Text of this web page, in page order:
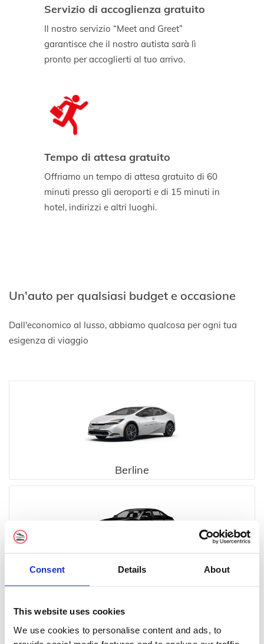
Consent Details About
This website uses cookies
We use cookies to personalise content and ads, to
Servizio di accoglienza gratuito
Il nostro servizio “Meet and Greet”
garantisce che il nostro autista sarà lì
pronto per accoglierti al tuo arrivo.
Tempo di attesa gratuito
Offriamo un tempo di attesa gratuito di 60
minuti presso gli aeroporti e di 15 minuti in
hotel, indirizzi e altri luoghi.
Un'auto per qualsiasi budget e occasione
Dall'economico al lusso, abbiamo qualcosa per ogni tua
esigenza di viaggio
Berline
Executive